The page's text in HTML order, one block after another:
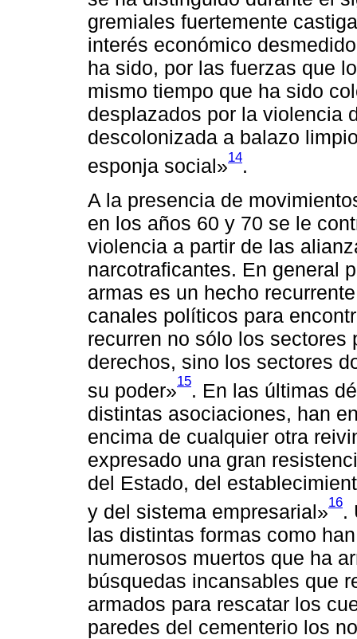
gremiales fuertemente
interés económico
ha sido, por las fuerzas que
mismo tiempo que ha sido
desplazados por la violencia
descolonizada a balazo
esponja social»14.
A la presencia de
en los años 60 y 70 se le
violencia a partir de las
narcotraficantes. En general
armas es un hecho
canales políticos para
recurren no sólo los sectores
derechos, sino los sectores
su poder»15. En las últimas
distintas asociaciones, han
encima de cualquier otra
expresado una gran
del Estado, del
y del sistema empresarial»16.
las distintas formas como
numerosos muertos que ha
búsquedas incansables que
armados para rescatar los
paredes del cementerio los